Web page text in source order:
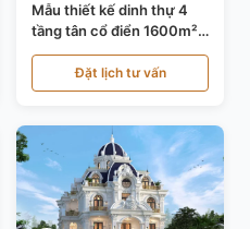
Mẫu thiết kế dinh thự 4
tầng tân cổ điển 1600m²
tại Thanh Hóa KT20071
Đặt lịch tư vấn